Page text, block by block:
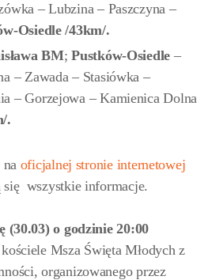
– Lubzina – Paszczyna –
Osiedle /43km/.
BM;Pustków-Osiedle –
– Zawada – Stasiówka –
– Gorzejowa – Kamienica Dolna
.
na oficjalnej stronie internetowej
się wszystkie informacje.
(30.03) o godzinie 20:00
Msza Święta Młodych z
organizowanego przez